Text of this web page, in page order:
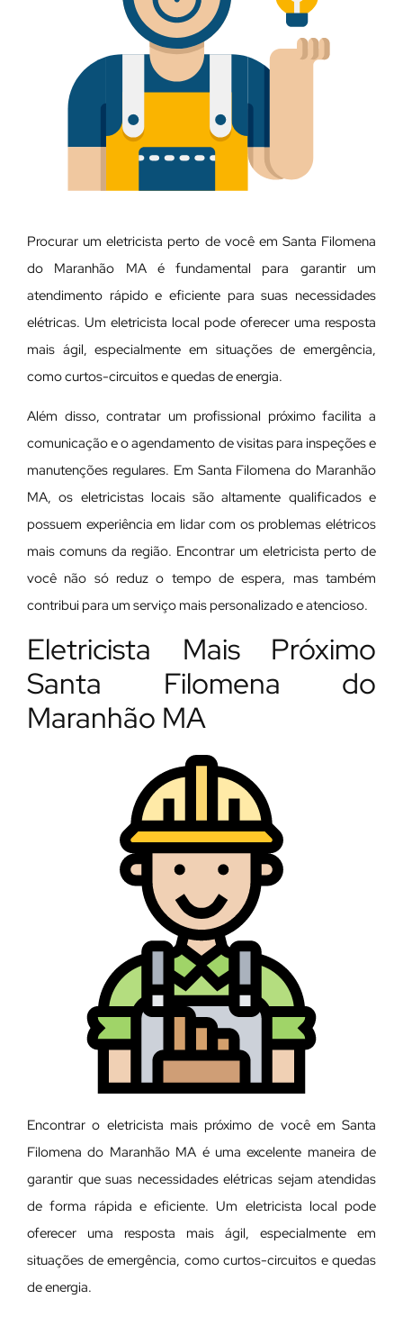
Procurar um eletricista perto de você em Santa Filomena
do Maranhão MA é fundamental para garantir um
atendimento rápido e eficiente para suas necessidades
elétricas. Um eletricista local pode oferecer uma resposta
mais ágil, especialmente em situações de emergência,
como curtos-circuitos e quedas de energia.
Além disso, contratar um profissional próximo facilita a
comunicação e o agendamento de visitas para inspeções e
manutenções regulares. Em Santa Filomena do Maranhão
MA, os eletricistas locais são altamente qualificados e
possuem experiência em lidar com os problemas elétricos
mais comuns da região. Encontrar um eletricista perto de
você não só reduz o tempo de espera, mas também
contribui para um serviço mais personalizado e atencioso.
Eletricista Mais Próximo
Santa Filomena do
Maranhão MA
Encontrar o eletricista mais próximo de você em Santa
Filomena do Maranhão MA é uma excelente maneira de
garantir que suas necessidades elétricas sejam atendidas
de forma rápida e eficiente. Um eletricista local pode
oferecer uma resposta mais ágil, especialmente em
situações de emergência, como curtos-circuitos e quedas
de energia.